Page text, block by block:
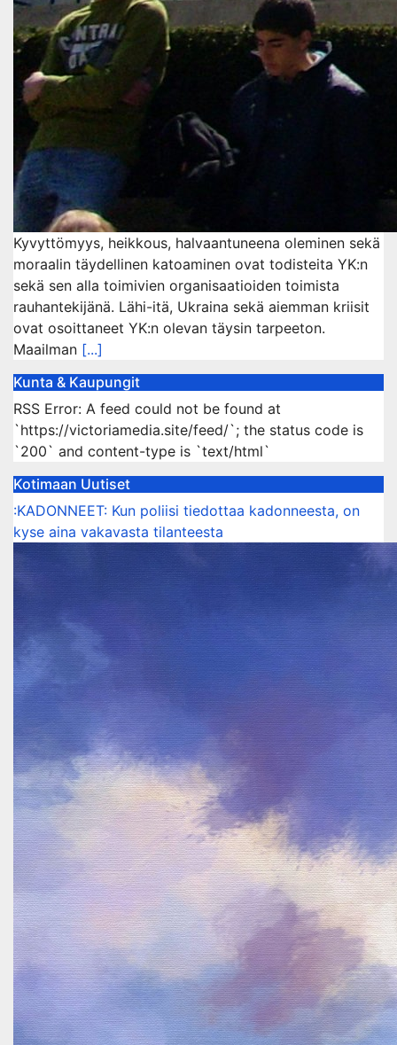
Kyvyttömyys, heikkous, halvaantuneena oleminen sekä
moraalin täydellinen katoaminen ovat todisteita YK:n
sekä sen alla toimivien organisaatioiden toimista
rauhantekijänä. Lähi-itä, Ukraina sekä aiemman kriisit
ovat osoittaneet YK:n olevan täysin tarpeeton.
Maailman [...]
Kunta & Kaupungit
RSS Error: A feed could not be found at
`https://victoriamedia.site/feed/`; the status code is
`200` and content-type is `text/html`
Kotimaan Uutiset
:KADONNEET: Kun poliisi tiedottaa kadonneesta, on
kyse aina vakavasta tilanteesta